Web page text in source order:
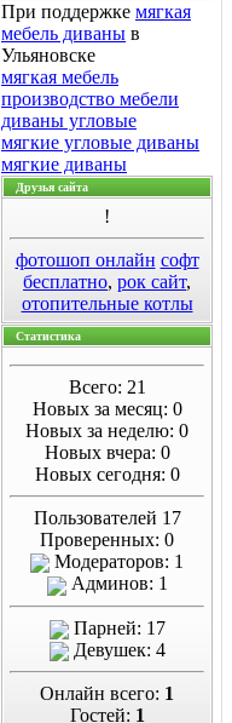
При поддержке мягкая
мебель диваны в
Ульяновске
мягкая мебель
производство мебели
диваны угловые
мягкие угловые диваны
мягкие диваны
Друзья сайта
!
фотошоп онлайн софт
бесплатно, рок сайт,
отопительные котлы
Статистика
Всего: 21
Новых за месяц: 0
Новых за неделю: 0
Новых вчера: 0
Новых сегодня: 0
Пользователей 17
Проверенных: 0
Модераторов: 1
Админов: 1
Парней: 17
Девушек: 4
Онлайн всего: 1
Гостей: 1